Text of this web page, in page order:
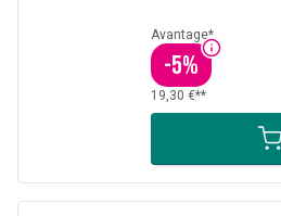
Avantage*
-5%
19,30 €**